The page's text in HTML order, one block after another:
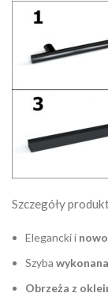
Szczegóły
Elegancki i
Szyba
Obrzeża z